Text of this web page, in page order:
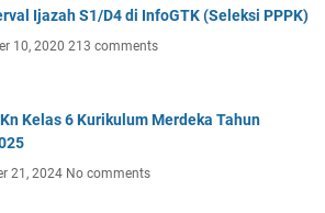
Ijazah S1/D4 di InfoGTK (Seleksi PPPK)
10, 2020 213 comments
Kelas 6 Kurikulum Merdeka Tahun
21, 2024 No comments